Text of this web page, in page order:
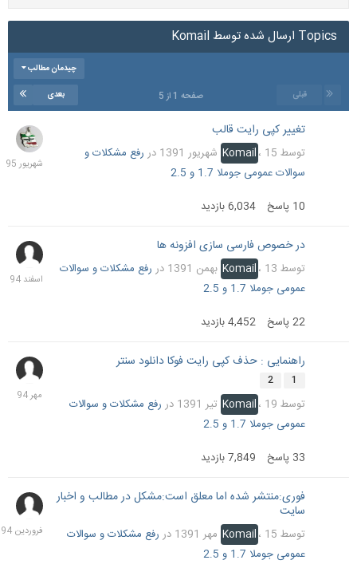
Topics ارسال شده توسط Komail
چیدمان مطالب
قبلی بعدی صفحه 1 از 5
تغییر کپی رایت قالب
توسط Komail ،15 شهریور 1391 دررفع مشکلات و
سوالات عمومی جوملا 1.7 و 2.5
10 پاسخ 6,034 بازدید
21
در خصوص فارسی سازی افزونه ها
توسط Komail ،13 بهمن 1391 دررفع مشکلات و سوالات
عمومی جوملا 1.7 و 2.5
22پاسخ 4,452بازدید
23
راهنمایی : حذف کپی رایت فوکا دانلود سنتر
توسط Komail ،19 تیر 1391 دررفع مشکلات و سوالات
عمومی جوملا 1.7 و 2.5
33 پاسخ 7,849 بازدید
25
مهر
فوری:منتشر شده اما معلق است:مشکل در مطالب و اخبار
سایت
توسط Komail ،15 مهر 1391 دررفع مشکلات و سوالات
عمومی جوملا 1.7 و 2.5
31